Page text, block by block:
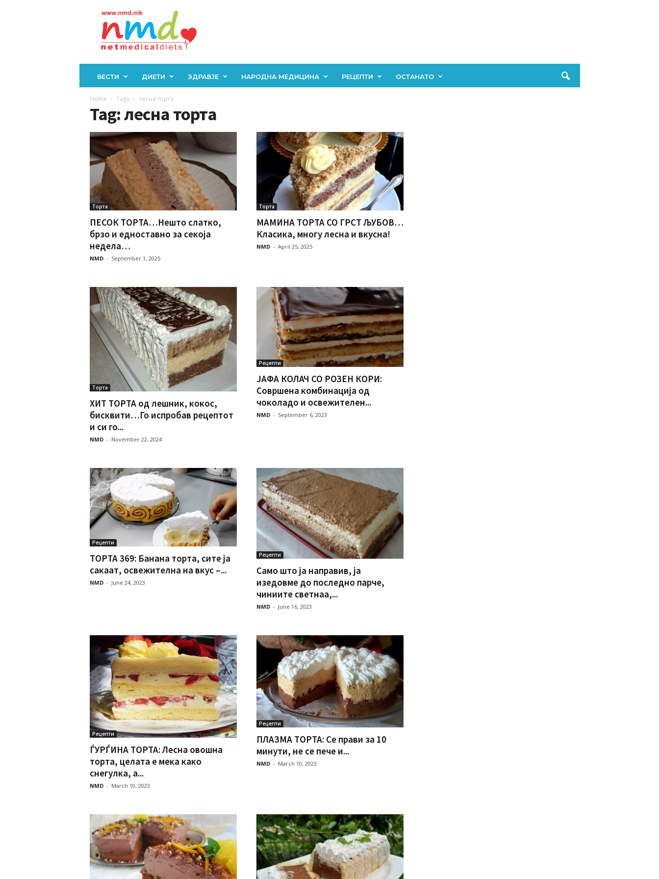
ВЕСТИ ДИЕТИ ЗДРАВЈЕ НАРОДНА МЕДИЦИНА РЕЦЕПТИ ОСТАНАТО
Home Tags лесна торта
Tag: лесна торта
Торта
ПЕСОК ТОРТА…Нешто слатко,
брзо и едноставно за секоја
недела…
NMD - September 1, 2025
Торта
МАМИНА ТОРТА СО ГРСТ ЉУБОВ…
Класика, многу лесна и вкусна!
NMD - April 25, 2025
Торта
ХИТ ТОРТА од лешник, кокос,
бисквити…Го испробав рецептот
и си го...
NMD - November 22, 2024
Рецепти
ЈАФА КОЛАЧ СО РОЗЕН КОРИ:
Совршена комбинација од
чоколадо и освежителен...
NMD - September 6, 2023
Рецепти
TOРТА 369: Банана торта, сите ја
сакаат, освежителна на вкус –...
NMD - June 24, 2023
Рецепти
Само што ја направив, ја
изедовме до последно парче,
чиниите светнаа,...
NMD - June 16, 2023
Рецепти
ЃУРЃИНА ТОРТА: Лесна овошна
торта, целата е мека како
снегулка, а...
NMD - March 10, 2023
Рецепти
ПЛАЗМА ТОРТА: Се прави за 10
минути, не се пече и...
NMD - March 10, 2023